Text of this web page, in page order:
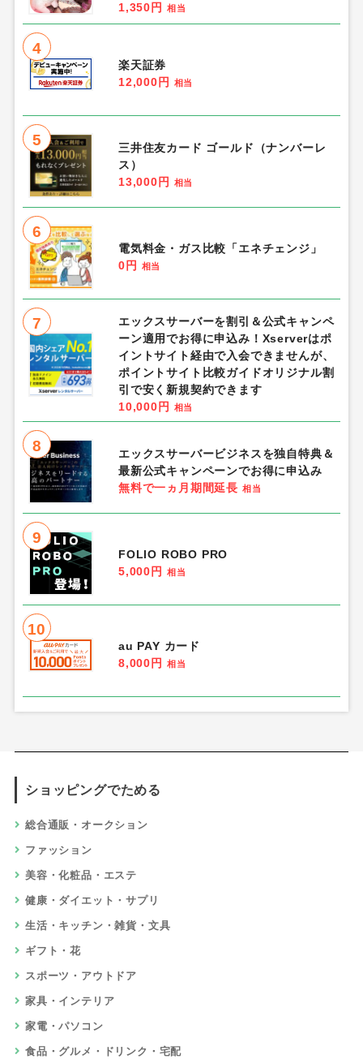
1,350円
相当
4
楽天証券
12,000円
相当
5
三井住友カード ゴールド（ナンバーレ
ス）
13,000円
相当
6
電気料金・ガス比較「エネチェンジ」
0円
相当
7
エックスサーバーを割引＆公式キャンペ
ーン適用でお得に申込み！Xserverはポ
イントサイト経由で入会できませんが、
ポイントサイト比較ガイドオリジナル割
引で安く新規契約できます
10,000円
相当
8
エックスサーバービジネスを独自特典＆
最新公式キャンペーンでお得に申込み
無料で一ヵ月期間延長 相当
9
FOLIO ROBO PRO
5,000円
相当
10
au PAY カード
8,000円
相当
ショッピングでためる
総合通販・オークション
ファッション
美容・化粧品・エステ
健康・ダイエット・サプリ
生活・キッチン・雑貨・文具
ギフト・花
スポーツ・アウトドア
家具・インテリア
家電・パソコン
食品・グルメ・ドリンク・宅配